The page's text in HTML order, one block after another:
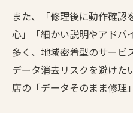
また、「修理後に動作確認
心」「細かい説明やアドバ
多く、地域密着型のサービ
データ消去リスクを避けた
店の「データそのまま修理